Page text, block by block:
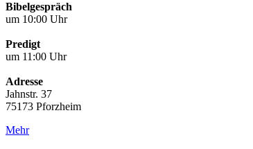
Bibelgespräch
um 10:00 Uhr
Predigt
um 11:00 Uhr
Adresse
Jahnstr. 37
75173 Pforzheim
Mehr